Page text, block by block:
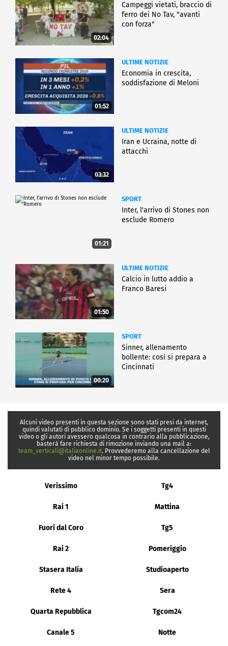
02:04
Campeggi vietati, braccio di
ferro dei No Tav, "avanti
con forza"
01:52
ULTIME NOTIZIE
Economia in crescita,
soddisfazione di Meloni
03:32
ULTIME NOTIZIE
Iran e Ucraina, notte di
attacchi
01:21
SPORT
Inter, l'arrivo di Stones non
esclude Romero
01:50
ULTIME NOTIZIE
Calcio in lutto addio a
Franco Baresi
00:20
SPORT
Sinner, allenamento
bollente: così si prepara a
Cincinnati
Alcuni video presenti in questa sezione sono stati presi da internet,
quindi valutati di pubblico dominio. Se i soggetti presenti in questi
video o gli autori avessero qualcosa in contrario alla pubblicazione,
basterà fare richiesta di rimozione inviando una mail a:
team_verticali@italiaonline.it. Provvederemo alla cancellazione del
video nel minor tempo possibile.
Verissimo Tg4
Rai 1 Mattina
Fuori dal Coro Tg5
Rai 2 Pomeriggio
Stasera Italia Studioaperto
Rete 4 Sera
Quarta Repubblica Tgcom24
Canale 5 Notte